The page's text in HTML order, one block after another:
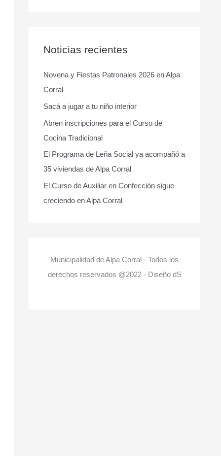
a
p
o
r
:
Noticias recientes
Novena y Fiestas Patronales 2026 en Alpa
Corral
Sacá a jugar a tu niño interior
Abren inscripciones para el Curso de
Cocina Tradicional
El Programa de Leña Social ya acompañó a
35 viviendas de Alpa Corral
El Curso de Auxiliar en Confección sigue
creciendo en Alpa Corral
Municipalidad de Alpa Corral - Todos los
derechos reservados @2022 - Diseño dS